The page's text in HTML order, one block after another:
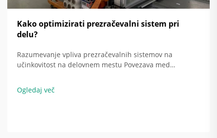
Kako optimizirati prezračevalni sistem pri
delu?
Razumevanje vpliva prezračevalnih sistemov na
učinkovitost na delovnem mestu Povezava med
nastavljeni, dejansko varčujejo z energijo tako, da
Ogledaj več